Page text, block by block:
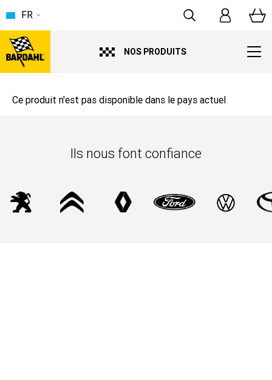
NOS PRODUITS
FR
Ce produit n'est pas disponible dans le pays actuel
Ils nous font confiance